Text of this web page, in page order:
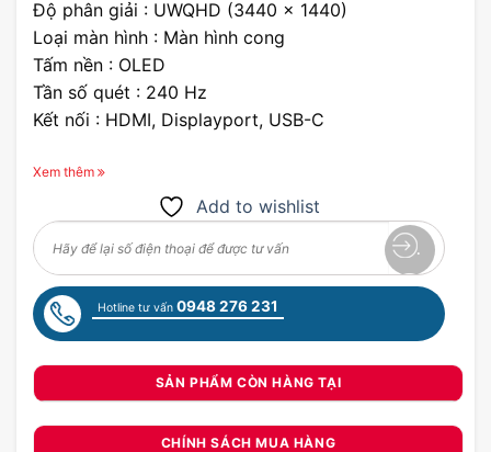
Độ phân giải : UWQHD (3440 x 1440)
Loại màn hình : Màn hình cong
Tấm nền : OLED
Tần số quét : 240 Hz
Kết nối : HDMI, Displayport, USB-C
Xem thêm
Add to wishlist
Hotline tư vấn 0948 276 231
SẢN PHẨM CÒN HÀNG TẠI
CHÍNH SÁCH MUA HÀNG